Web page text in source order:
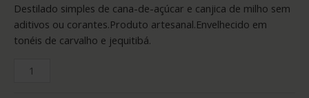
Destilado simples de cana-de-açúcar e canjica de milho sem
aditivos ou corantes.Produto artesanal.Envelhecido em
tonéis de carvalho e jequitibá.